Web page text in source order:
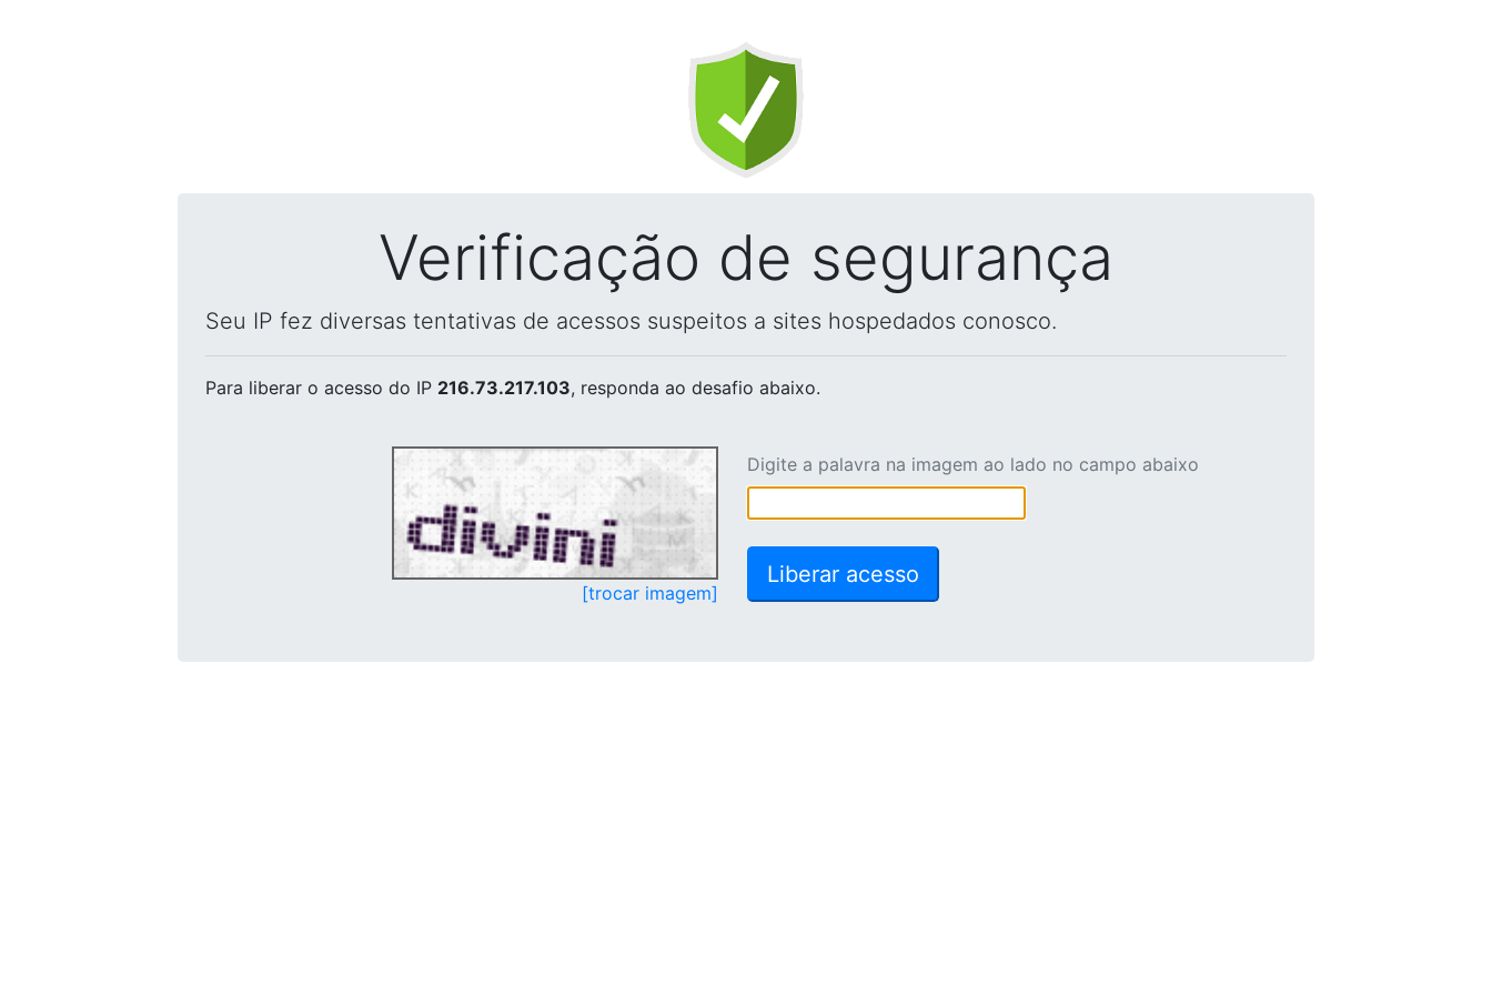
Verificação de segurança
Seu IP fez diversas tentativas de acessos suspeitos a sites hospedados conosco.
Para liberar o acesso do IP 216.73.217.103, responda ao desafio abaixo.
[trocar imagem]
Digite a palavra na imagem ao lado no campo abaixo